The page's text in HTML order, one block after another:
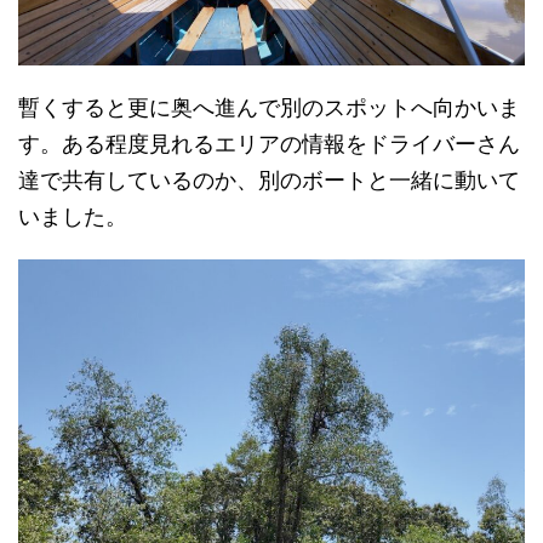
暫くすると更に奥へ進んで別のスポットへ向かいま
す。ある程度見れるエリアの情報をドライバーさん
達で共有しているのか、別のボートと一緒に動いて
いました。